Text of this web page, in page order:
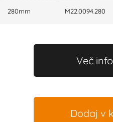
280mm M22.0094.280
Več
Dodaj v